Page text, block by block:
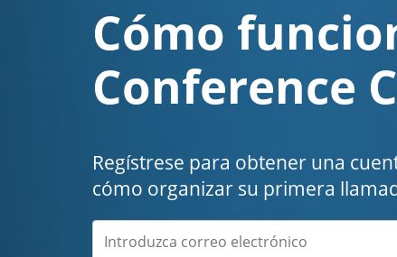
Cómo
Conference
Regístrese para obtener una
cómo organizar su primera